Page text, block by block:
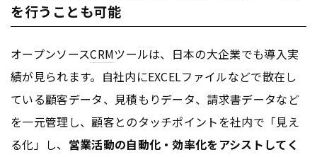
を行うことも可能
オープンソースCRMツールは、日本の大企業でも導入実
績が見られます。自社内にEXCELファイルなどで散在し
ている顧客データ、見積もりデータ、請求書データなど
を一元管理し、顧客とのタッチポイントを社内で「見え
る化」し、 営業活動の自動化・効率化をアシストしてく